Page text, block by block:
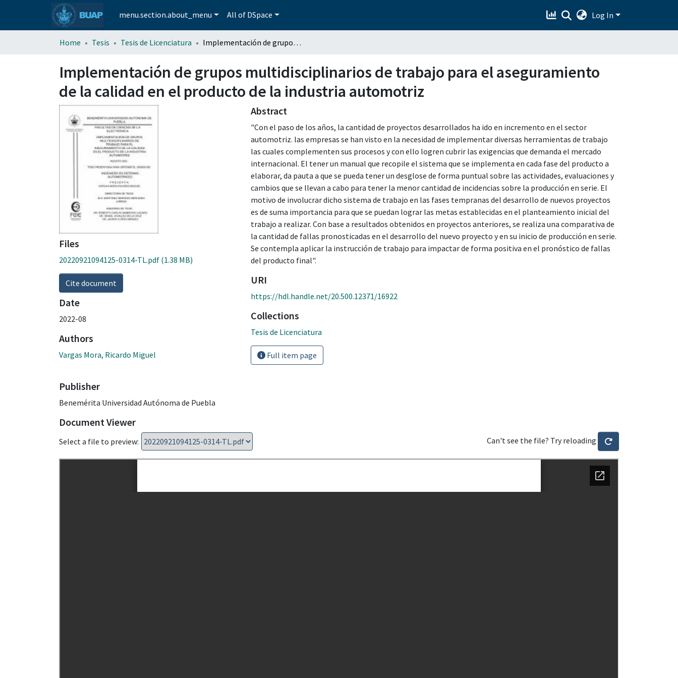
menu.section.about_menu All of DSpace Log In
Home Tesis Tesis de Licenciatura Implementación de grupos multidisciplinarios de trabajo para el aseguramiento de la calidad en el producto de la industria automotriz
Implementación de grupos multidisciplinarios de trabajo para el aseguramiento
de la calidad en el producto de la industria automotriz
Files
20220921094125-0314-TL.pdf (1.38 MB)
Cite document
Date
2022-08
Authors
Vargas Mora, Ricardo Miguel
Publisher
Benemérita Universidad Autónoma de Puebla
Abstract
"Con el paso de los años, la cantidad de proyectos desarrollados ha ido en incremento en el sector
automotriz. las empresas se han visto en la necesidad de implementar diversas herramientas de trabajo
las cuales complementen sus procesos y con ello logren cubrir las exigencias que demanda el mercado
internacional. El tener un manual que recopile el sistema que se implementa en cada fase del producto a
elaborar, da pauta a que se pueda tener un desglose de forma puntual sobre las actividades, evaluaciones y
cambios que se llevan a cabo para tener la menor cantidad de incidencias sobre la producción en serie. El
motivo de involucrar dicho sistema de trabajo en las fases tempranas del desarrollo de nuevos proyectos
es de suma importancia para que se puedan lograr las metas establecidas en el planteamiento inicial del
trabajo a realizar. Con base a resultados obtenidos en proyectos anteriores, se realiza una comparativa de
la cantidad de fallas pronosticadas en el desarrollo del nuevo proyecto y en su inicio de producción en serie.
Se contempla aplicar la instrucción de trabajo para impactar de forma positiva en el pronóstico de fallas
del producto final".
URI
https://hdl.handle.net/20.500.12371/16922
Collections
Tesis de Licenciatura
Full item page
Document Viewer
Select a file to preview: Can't see the file? Try reloading